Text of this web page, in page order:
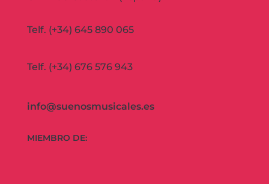
Telf. (+34) 645 890 065
Telf. (+34) 676 576 943
info@suenosmusicales.es
MIEMBRO DE: